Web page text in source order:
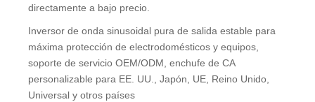
directamente a bajo precio.
Inversor de onda sinusoidal pura de salida estable para
máxima protección de electrodomésticos y equipos,
soporte de servicio OEM/ODM, enchufe de CA
personalizable para EE. UU., Japón, UE, Reino Unido,
Universal y otros países